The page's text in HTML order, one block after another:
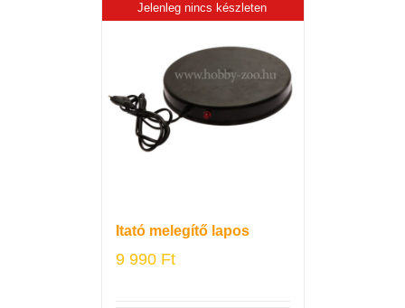
Jelenleg nincs készleten
Itató melegítő lapos
9 990 Ft